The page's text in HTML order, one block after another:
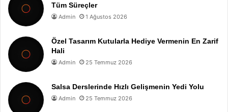
Tüm Süreçler
Admin 1 Ağustos 2026
Özel Tasarım Kutularla Hediye Vermenin En Zarif
Hali
Admin 25 Temmuz 2026
Salsa Derslerinde Hızlı Gelişmenin Yedi Yolu
Admin 25 Temmuz 2026